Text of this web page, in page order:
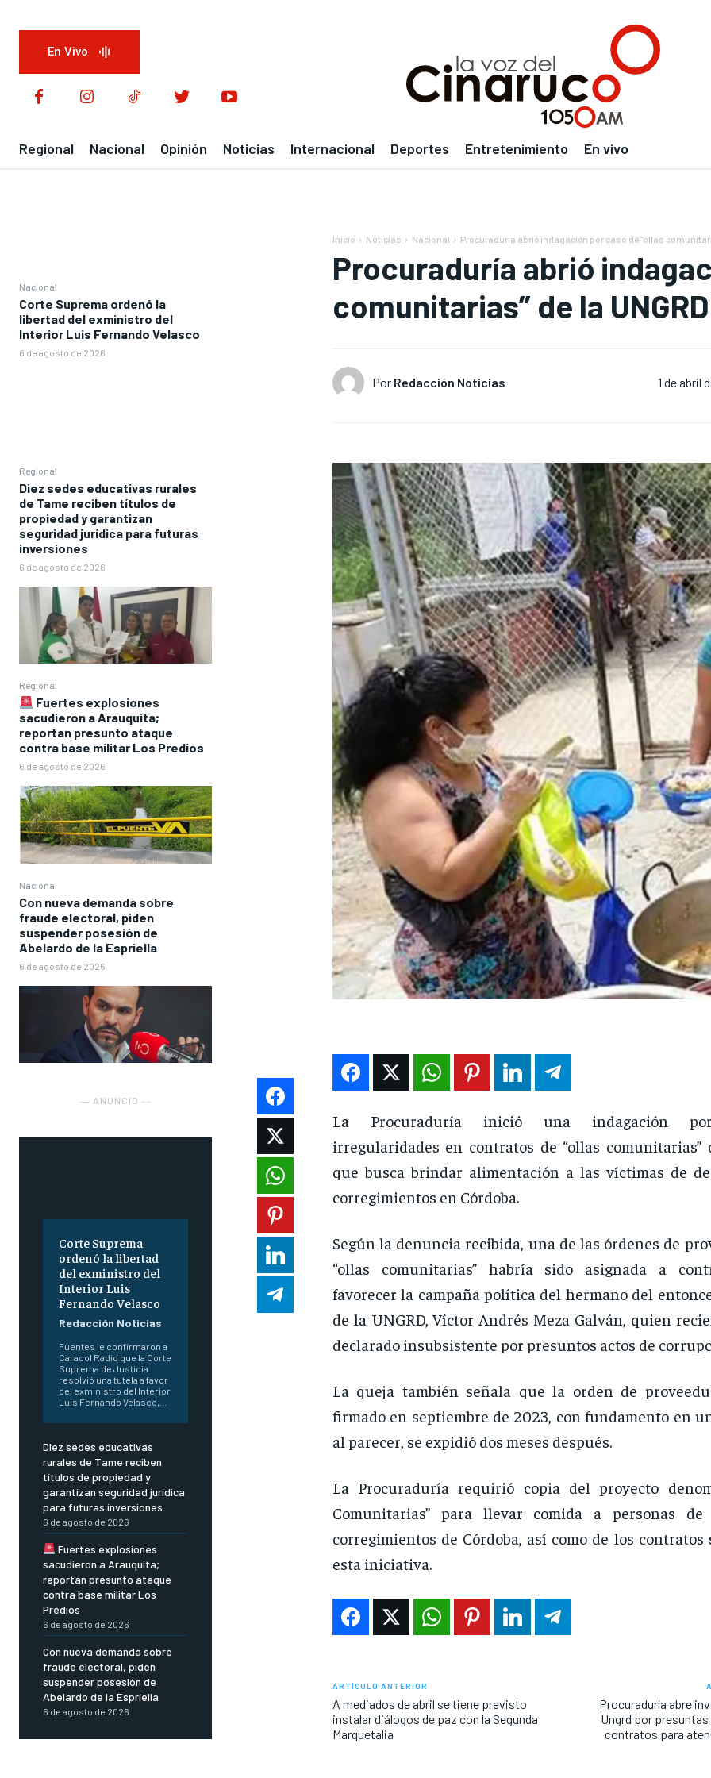
En Vivo
Regional Nacional Opinión Noticias Internacional Deportes Entretenimiento En vivo
Nacional
Corte Suprema ordenó la
libertad del exministro del
Interior Luis Fernando Velasco
6 de agosto de 2026
Regional
Diez sedes educativas rurales
de Tame reciben títulos de
propiedad y garantizan
seguridad jurídica para futuras
inversiones
6 de agosto de 2026
Regional
Fuertes explosiones
sacudieron a Arauquita;
reportan presunto ataque
contra base militar Los Predios
6 de agosto de 2026
Nacional
Con nueva demanda sobre
fraude electoral, piden
suspender posesión de
Abelardo de la Espriella
6 de agosto de 2026
― ANUNCIO ―
Corte Suprema
ordenó la libertad
del exministro del
Interior Luis
Fernando Velasco
Redacción Noticias
Fuentes le confirmaron a
Caracol Radio que la Corte
Suprema de Justicia
resolvió una tutela a favor
del exministro del Interior
Luis Fernando Velasco,...
Diez sedes educativas
rurales de Tame reciben
títulos de propiedad y
garantizan seguridad jurídica
para futuras inversiones
6 de agosto de 2026
Fuertes explosiones
sacudieron a Arauquita;
reportan presunto ataque
contra base militar Los
Predios
6 de agosto de 2026
Con nueva demanda sobre
fraude electoral, piden
suspender posesión de
Abelardo de la Espriella
6 de agosto de 2026
Inicio Noticias Nacional Procuraduría abrió indagación por caso de “ollas
Procuraduría abrió
comunitarias” de la UNGRD
Por Redacción Noticias 1 de abril
La Procuraduría inició una indagación
irregularidades en contratos de “ollas comunitarias”
que busca brindar alimentación a las víctimas de
corregimientos en Córdoba.
Según la denuncia recibida, una de las órdenes de
“ollas comunitarias” habría sido asignada a
favorecer la campaña política del hermano del
de la UNGRD, Víctor Andrés Meza Galván, quien
declarado insubsistente por presuntos actos de
La queja también señala que la orden de
firmado en septiembre de 2023, con fundamento en
al parecer, se expidió dos meses después.
La Procuraduría requirió copia del proyecto
Comunitarias” para llevar comida a personas
corregimientos de Córdoba, así como de los contratos
esta iniciativa.
ARTÍCULO ANTERIOR
A mediados de abril se tiene previsto
instalar diálogos de paz con la Segunda
Marquetalia
Procuraduría abre
Ungrd por
contratos para